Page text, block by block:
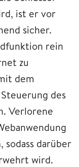
ist er vor
sicher.
rein
zu
dem
des
Verlorene
darüber
wird.